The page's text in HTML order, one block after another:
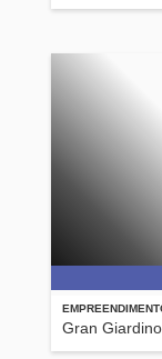
Gran Giardino